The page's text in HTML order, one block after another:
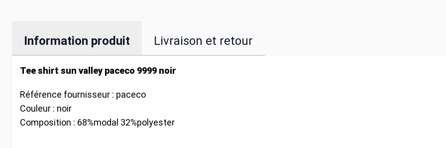
Information produit Livraison et retour
Tee shirt sun valley paceco 9999 noir
Référence fournisseur : paceco
Couleur : noir
Composition : 68%modal 32%polyester